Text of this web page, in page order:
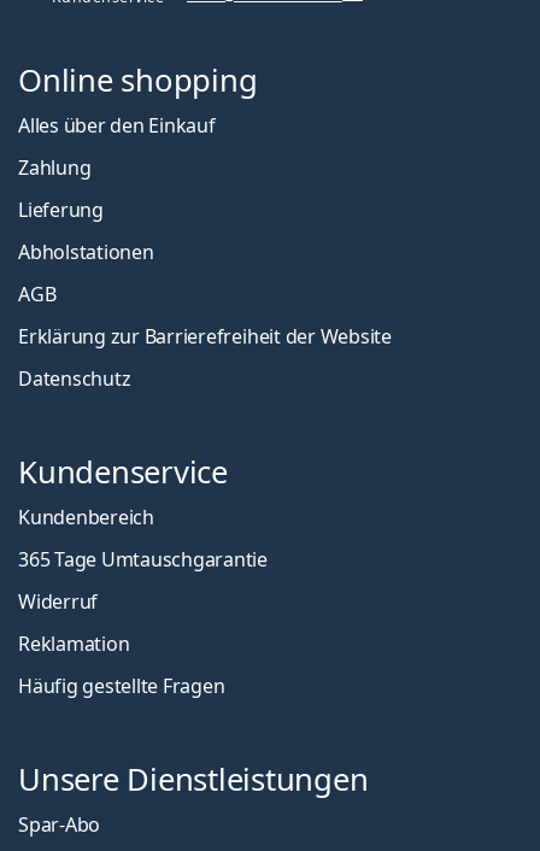
Online shopping
Alles über den Einkauf
Zahlung
Lieferung
Abholstationen
AGB
Erklärung zur Barrierefreiheit der Website
Datenschutz
Kundenservice
Kundenbereich
365 Tage Umtauschgarantie
Widerruf
Reklamation
Häufig gestellte Fragen
Unsere Dienstleistungen
Spar-Abo